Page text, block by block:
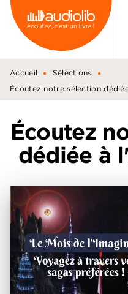
MENU RECHERCHE
PIED DE PAGE
Accueil • Sélections •
Écoutez notre sélection
Écoutez
dédiée à